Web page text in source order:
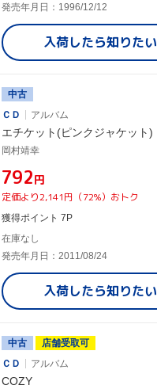
発売年月日：1996/12/12
入荷したら知りたい
中古
ＣＤ
アルバム
エチケット(ピンクジャケット)
岡村靖幸
¥792円
定価より2,141円（72%）おトク
獲得ポイント 7P
在庫なし
発売年月日：2011/08/24
入荷したら知りたい
中古
店舗受取可
ＣＤ
アルバム
COZY